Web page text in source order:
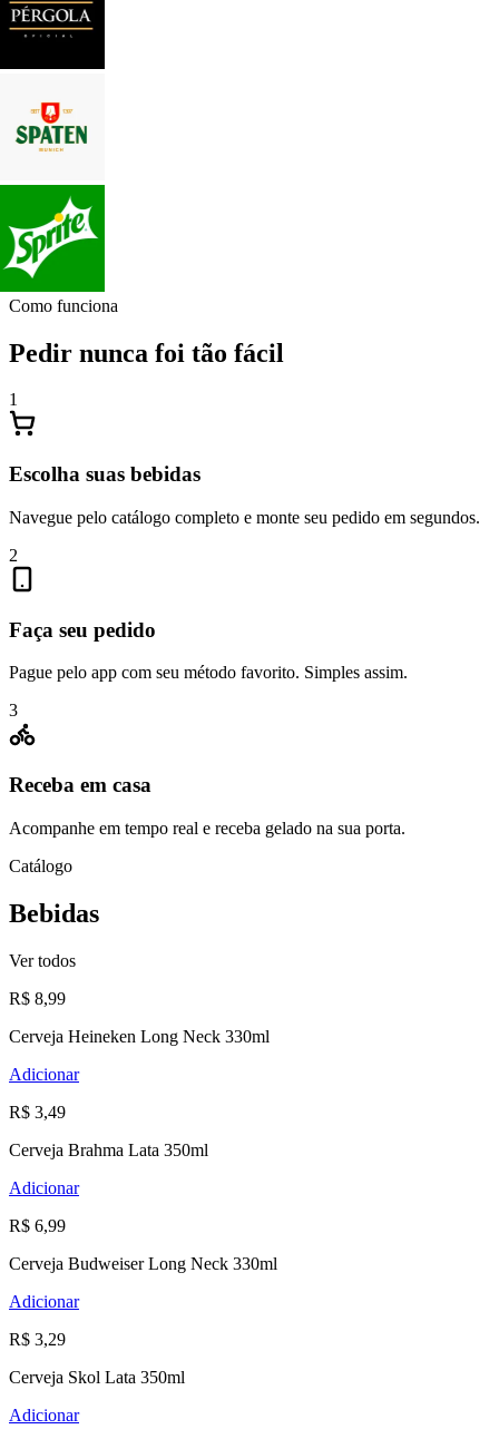
Como funciona
Pedir nunca foi tão fácil
1
Escolha suas bebidas
Navegue pelo catálogo completo e monte seu pedido em segundos.
2
Faça seu pedido
Pague pelo app com seu método favorito. Simples assim.
3
Receba em casa
Acompanhe em tempo real e receba gelado na sua porta.
Catálogo
Bebidas
Ver todos
R$ 8,99
Cerveja Heineken Long Neck 330ml
Adicionar
R$ 3,49
Cerveja Brahma Lata 350ml
Adicionar
R$ 6,99
Cerveja Budweiser Long Neck 330ml
Adicionar
R$ 3,29
Cerveja Skol Lata 350ml
Adicionar